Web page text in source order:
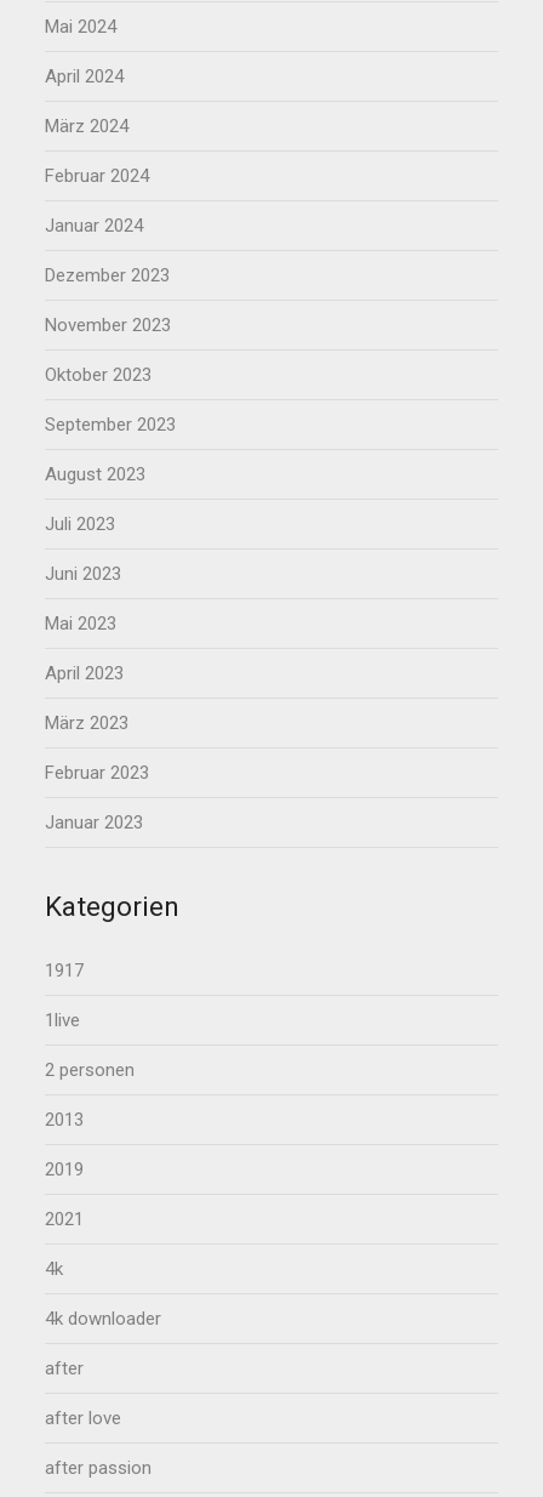
Mai 2024
April 2024
März 2024
Februar 2024
Januar 2024
Dezember 2023
November 2023
Oktober 2023
September 2023
August 2023
Juli 2023
Juni 2023
Mai 2023
April 2023
März 2023
Februar 2023
Januar 2023
Kategorien
1917
1live
2 personen
2013
2019
2021
4k
4k downloader
after
after love
after passion